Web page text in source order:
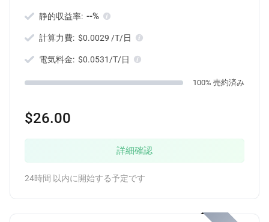
静的収益率: --%
計算力費: $0.0029 /T/日
電気料金: $0.0531/T/日
100% 売約済み
$26.00
詳細確認
24時間 以内に開始する予定です